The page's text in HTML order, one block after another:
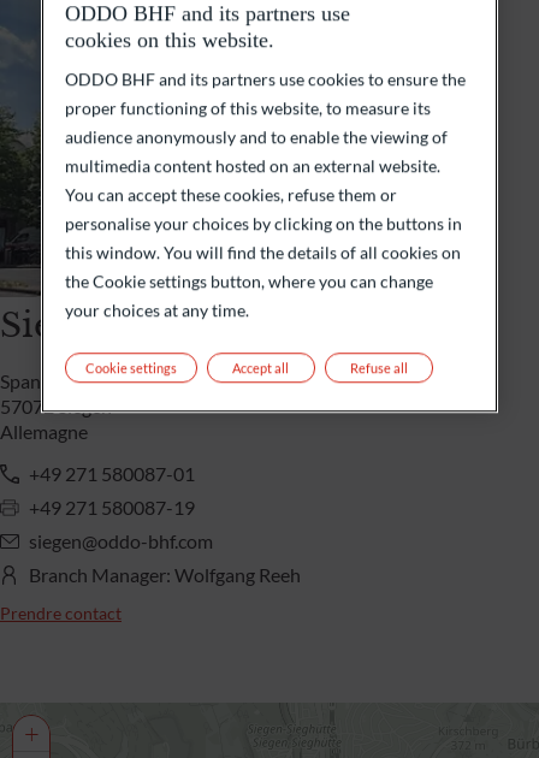
Siegen
Spandauer Straße 46
57072 Siegen
Allemagne
+49 271 580087-01
+49 271 580087-19
siegen@oddo-bhf.com
Branch Manager: Wolfgang Reeh
Prendre contact
+
ODDO BHF and its partners use
cookies on this website.
ODDO BHF and its partners use cookies to ensure the
proper functioning of this website, to measure its
audience anonymously and to enable the viewing of
multimedia content hosted on an external website.
You can accept these cookies, refuse them or
personalise your choices by clicking on the buttons in
this window. You will find the details of all cookies on
the Cookie settings button, where you can change
your choices at any time.
Cookie settings Refuse all
Accept all